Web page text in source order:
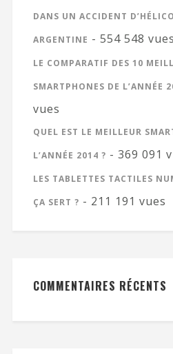
DANS UN ACCIDENT
ARGENTINE - 554 548 vues
LE COMPARATIF DES 10
SMARTPHONES DE L’ANNÉE
vues
QUEL EST LE MEILLEUR
L’ANNÉE 2014 ? - 369 091
LES TABLETTES TACTILES
ÇA SERT ? - 211 191 vues
COMMENTAIRES RÉCENTS